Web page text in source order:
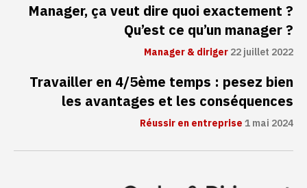
Manager, ça veut dire quoi exactement ?
Qu’est ce qu’un manager ?
Manager & diriger22 juillet 2022
Travailler en 4/5ème temps : pesez bien
les avantages et les conséquences
Réussir en entreprise1 mai 2024